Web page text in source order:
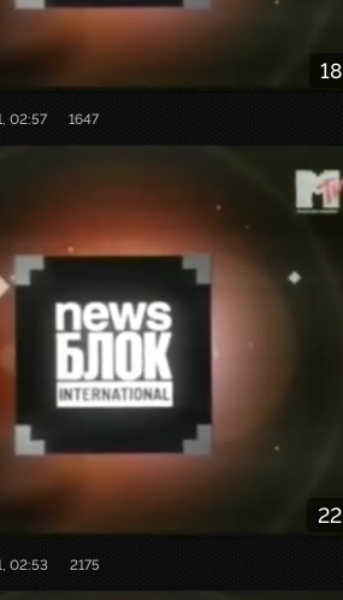
02:57 1647
02:53 2175